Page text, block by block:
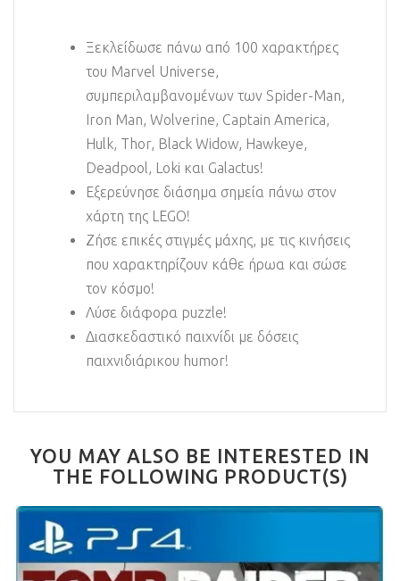
Ξεκλείδωσε πάνω από 100 χαρακτήρες
του Marvel Universe,
συμπεριλαμβανομένων των Spider-Man,
Iron Man, Wolverine, Captain America,
Hulk, Thor, Black Widow, Hawkeye,
Deadpool, Loki και Galactus!
Εξερεύνησε διάσημα σημεία πάνω στον
χάρτη της LEGO!
Ζήσε επικές στιγμές μάχης, με τις κινήσεις
που χαρακτηρίζουν κάθε ήρωα και σώσε
τον κόσμο!
Λύσε διάφορα puzzle!
Διασκεδαστικό παιχνίδι με δόσεις
παιχνιδιάρικου humor!
YOU MAY ALSO BE INTERESTED IN
THE FOLLOWING PRODUCT(S)